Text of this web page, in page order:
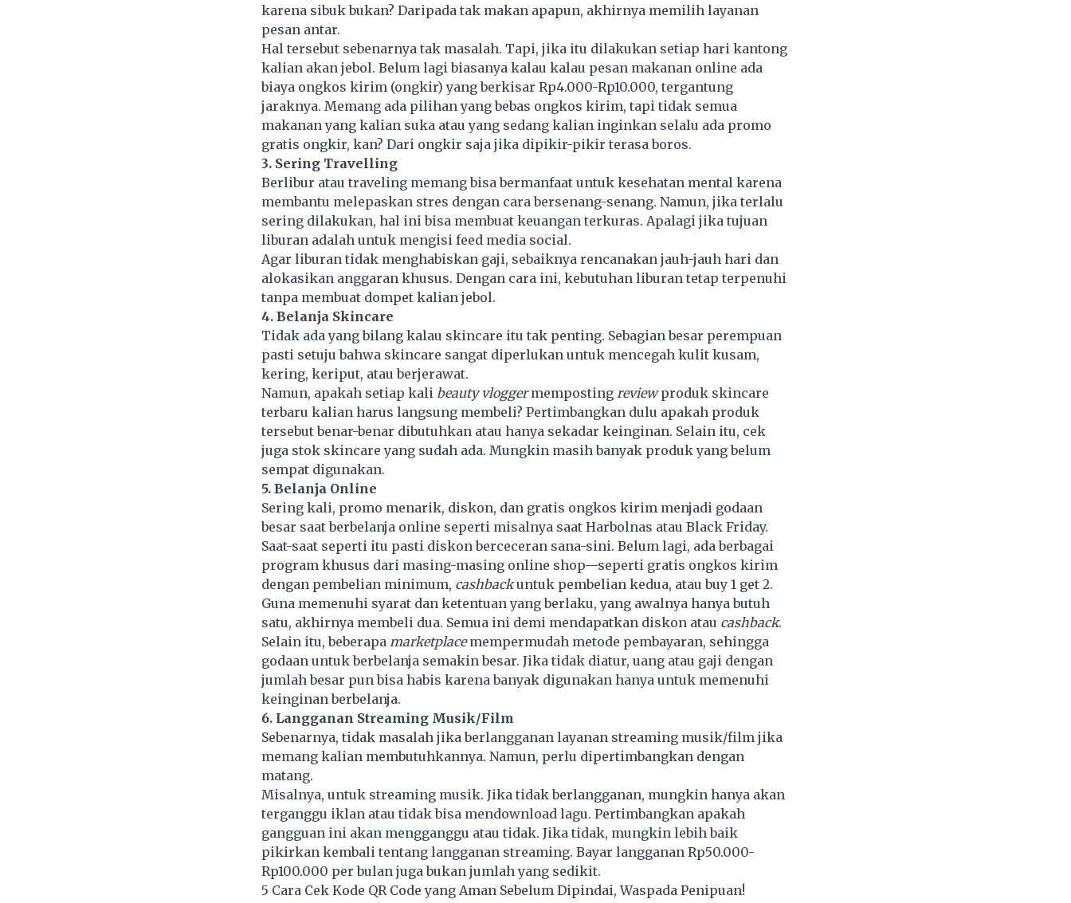
karena sibuk bukan? Daripada tak makan apapun, akhirnya memilih layanan
pesan antar.
Hal tersebut sebenarnya tak masalah. Tapi, jika itu dilakukan setiap hari kantong
kalian akan jebol. Belum lagi biasanya kalau kalau pesan makanan online ada
biaya ongkos kirim (ongkir) yang berkisar Rp4.000-Rp10.000, tergantung
jaraknya. Memang ada pilihan yang bebas ongkos kirim, tapi tidak semua
makanan yang kalian suka atau yang sedang kalian inginkan selalu ada promo
gratis ongkir, kan? Dari ongkir saja jika dipikir-pikir terasa boros.
3. Sering Travelling
Berlibur atau traveling memang bisa bermanfaat untuk kesehatan mental karena
membantu melepaskan stres dengan cara bersenang-senang. Namun, jika terlalu
sering dilakukan, hal ini bisa membuat keuangan terkuras. Apalagi jika tujuan
liburan adalah untuk mengisi feed media social.
Agar liburan tidak menghabiskan gaji, sebaiknya rencanakan jauh-jauh hari dan
alokasikan anggaran khusus. Dengan cara ini, kebutuhan liburan tetap terpenuhi
tanpa membuat dompet kalian jebol.
4. Belanja Skincare
Tidak ada yang bilang kalau skincare itu tak penting. Sebagian besar perempuan
pasti setuju bahwa skincare sangat diperlukan untuk mencegah kulit kusam,
kering, keriput, atau berjerawat.
Namun, apakah setiap kali beauty vloggermemposting reviewproduk skincare
terbaru kalian harus langsung membeli? Pertimbangkan dulu apakah produk
tersebut benar-benar dibutuhkan atau hanya sekadar keinginan. Selain itu, cek
juga stok skincare yang sudah ada. Mungkin masih banyak produk yang belum
sempat digunakan.
5. Belanja Online
Sering kali, promo menarik, diskon, dan gratis ongkos kirim menjadi godaan
besar saat berbelanja online seperti misalnya saat Harbolnas atau Black Friday.
Saat-saat seperti itu pasti diskon berceceran sana-sini. Belum lagi, ada berbagai
program khusus dari masing-masing online shop—seperti gratis ongkos kirim
dengan pembelian minimum, cashbackuntuk pembelian kedua, atau buy 1 get 2.
Guna memenuhi syarat dan ketentuan yang berlaku, yang awalnya hanya butuh
satu, akhirnya membeli dua. Semua ini demi mendapatkan diskon atau cashback.
Selain itu, beberapa marketplacemempermudah metode pembayaran, sehingga
godaan untuk berbelanja semakin besar. Jika tidak diatur, uang atau gaji dengan
jumlah besar pun bisa habis karena banyak digunakan hanya untuk memenuhi
keinginan berbelanja.
6. Langganan Streaming Musik/Film
Sebenarnya, tidak masalah jika berlangganan layanan streaming musik/film jika
memang kalian membutuhkannya. Namun, perlu dipertimbangkan dengan
matang.
Misalnya, untuk streaming musik. Jika tidak berlangganan, mungkin hanya akan
terganggu iklan atau tidak bisa mendownload lagu. Pertimbangkan apakah
gangguan ini akan mengganggu atau tidak. Jika tidak, mungkin lebih baik
pikirkan kembali tentang langganan streaming. Bayar langganan Rp50.000-
Rp100.000 per bulan juga bukan jumlah yang sedikit.
5 Cara Cek Kode QR Code yang Aman Sebelum Dipindai, Waspada Penipuan!